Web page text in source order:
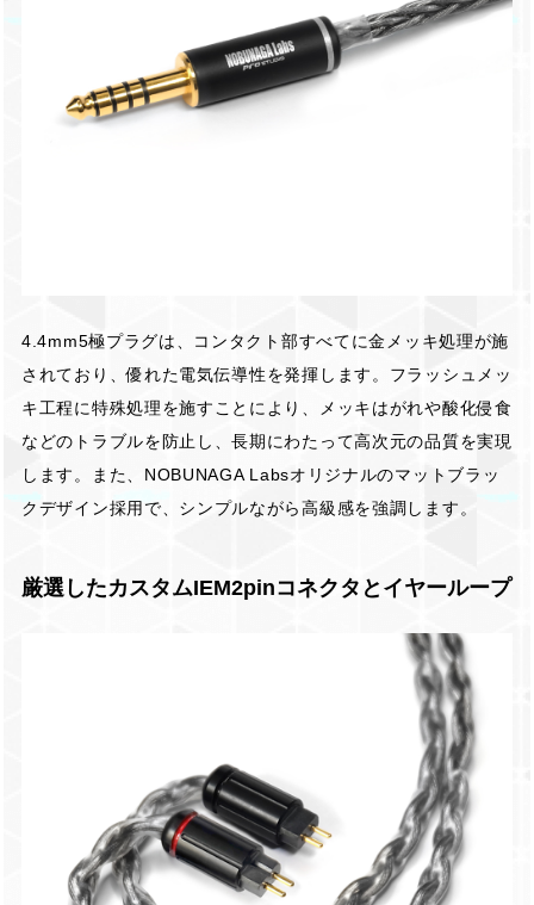
4.4mm5極プラグは、コンタクト部すべてに金メッキ処理が施
されており、優れた電気伝導性を発揮します。フラッシュメッ
キ工程に特殊処理を施すことにより、メッキはがれや酸化侵食
などのトラブルを防止し、長期にわたって高次元の品質を実現
します。また、NOBUNAGA Labsオリジナルのマットブラッ
クデザイン採用で、シンプルながら高級感を強調します。
厳選したカスタムIEM2pinコネクタとイヤーループ